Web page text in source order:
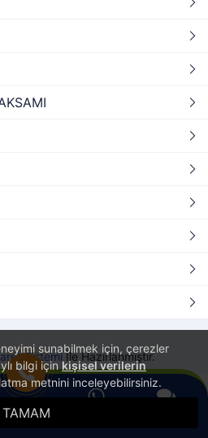
sunabilmek için, çerezler
bilgi içinkişisel verilerin
metnini inceleyebilirsiniz.
TAMAM
Hemen Ara
Sistemiİle Hazırlanmıştır.